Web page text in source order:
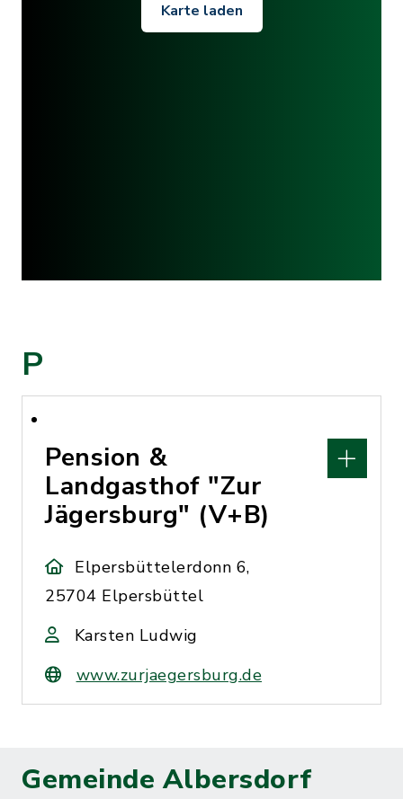
Karte laden
P
Pension &
Landgasthof "Zur
Jägersburg" (V+B)
Elpersbüttelerdonn 6,
25704 Elpersbüttel
Karsten Ludwig
www.zurjaegersburg.de
Gemeinde Albersdorf